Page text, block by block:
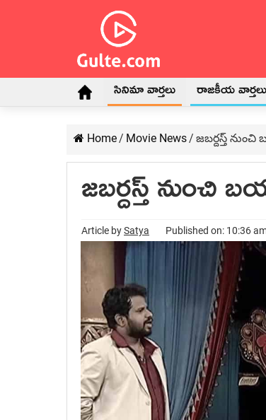
సినిమా వార్తలు రాజకీయ వార్తలు
Home/ Movie News/ జ‌బ‌ర్ద‌స్త్
జ‌బ‌ర్ద‌స్త్
Article bySatya Published on: 10:36